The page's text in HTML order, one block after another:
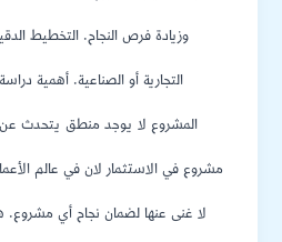
وزيادة فرص النجاح. التخطيط
التجارية أو الصناعية. أهمية
المشروع لا يوجد منطق يتحدث
مشروع في الاستثمار لان في عالم
لا غنى عنها لضمان نجاح أي مشروع.